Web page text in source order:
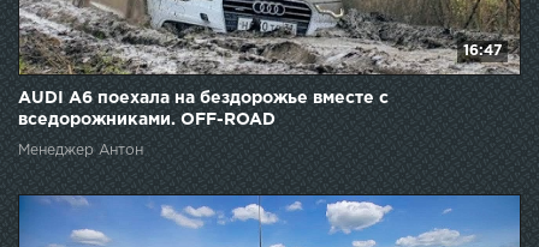
16:47
AUDI A6 поехала на бездорожье вместе с
вседорожниками. OFF-ROAD
Менеджер Антон